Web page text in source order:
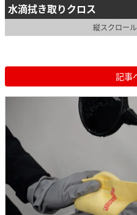
水滴拭き取りクロス
縦スクロー
記事